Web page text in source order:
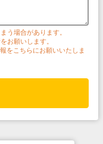
う場合があります。
お願いします。
をこちらにお願いいたしま